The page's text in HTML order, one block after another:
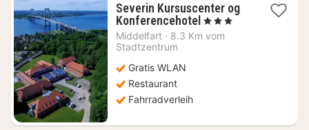
Severin Kursuscenter og
Konferencehotel 1
Nacht
, 3 Sterne
Middelfart · 8.3 Km vom
Stadtzentrum
Gratis WLAN
Restaurant
Fahrradverleih